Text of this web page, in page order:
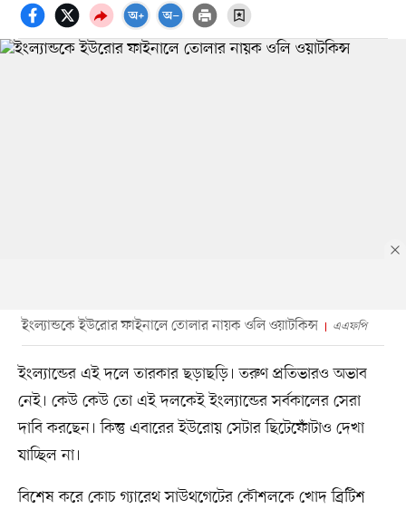
ইংল্যান্ডকে ইউরোর ফাইনালে তোলার নায়ক ওলি ওয়াটকিন্স এএফপি
ইংল্যান্ডের এই দলে তারকার ছড়াছড়ি। তরুণ প্রতিভারও অভাব
নেই। কেউ কেউ তো এই দলকেই ইংল্যান্ডের সর্বকালের সেরা
দাবি করছেন। কিন্তু এবারের ইউরোয় সেটার ছিটেফোঁটাও দেখা
যাচ্ছিল না।
বিশেষ করে কোচ গ্যারেথ সাউথগেটের কৌশলকে খোদ ব্রিটিশ